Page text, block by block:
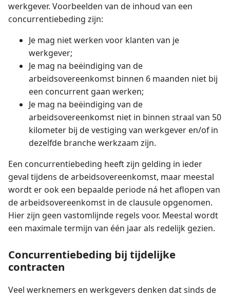
werkgever. Voorbeelden van de inhoud van een
concurrentiebeding zijn:
Je mag niet werken voor klanten van je
werkgever;
Je mag na beëindiging van de
arbeidsovereenkomst binnen 6 maanden niet bij
een concurrent gaan werken;
Je mag na beëindiging van de
arbeidsovereenkomst niet in binnen straal van 50
kilometer bij de vestiging van werkgever en/of in
dezelfde branche werkzaam zijn.
Een concurrentiebeding heeft zijn gelding in ieder
geval tijdens de arbeidsovereenkomst, maar meestal
wordt er ook een bepaalde periode ná het aflopen van
de arbeidsovereenkomst in de clausule opgenomen.
Hier zijn geen vastomlijnde regels voor. Meestal wordt
een maximale termijn van één jaar als redelijk gezien.
Concurrentiebeding bij tijdelijke
contracten
Veel werknemers en werkgevers denken dat sinds de